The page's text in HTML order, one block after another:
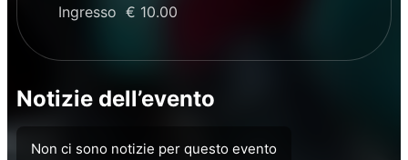
Ingresso € 10.00
Notizie dell’evento
Non ci sono notizie per questo evento